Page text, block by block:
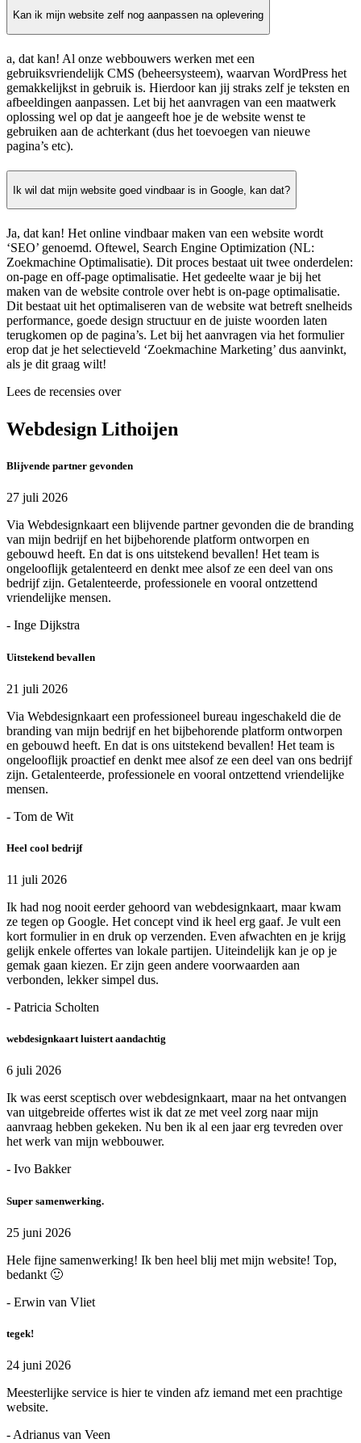
Kan ik mijn website zelf nog aanpassen na oplevering
a, dat kan! Al onze webbouwers werken met een
gebruiksvriendelijk CMS (beheersysteem), waarvan WordPress het
gemakkelijkst in gebruik is. Hierdoor kan jij straks zelf je teksten en
afbeeldingen aanpassen. Let bij het aanvragen van een maatwerk
oplossing wel op dat je aangeeft hoe je de website wenst te
gebruiken aan de achterkant (dus het toevoegen van nieuwe
pagina’s etc).
Ik wil dat mijn website goed vindbaar is in Google, kan dat?
Ja, dat kan! Het online vindbaar maken van een website wordt
‘SEO’ genoemd. Oftewel, Search Engine Optimization (NL:
Zoekmachine Optimalisatie). Dit proces bestaat uit twee onderdelen:
on-page en off-page optimalisatie. Het gedeelte waar je bij het
maken van de website controle over hebt is on-page optimalisatie.
Dit bestaat uit het optimaliseren van de website wat betreft snelheids
performance, goede design structuur en de juiste woorden laten
terugkomen op de pagina’s. Let bij het aanvragen via het formulier
erop dat je het selectieveld ‘Zoekmachine Marketing’ dus aanvinkt,
als je dit graag wilt!
Lees de recensies over
Webdesign Lithoijen
Blijvende partner gevonden
27 juli 2026
Via Webdesignkaart een blijvende partner gevonden die de branding
van mijn bedrijf en het bijbehorende platform ontworpen en
gebouwd heeft. En dat is ons uitstekend bevallen! Het team is
ongelooflijk getalenteerd en denkt mee alsof ze een deel van ons
bedrijf zijn. Getalenteerde, professionele en vooral ontzettend
vriendelijke mensen.
- Inge Dijkstra
Uitstekend bevallen
21 juli 2026
Via Webdesignkaart een professioneel bureau ingeschakeld die de
branding van mijn bedrijf en het bijbehorende platform ontworpen
en gebouwd heeft. En dat is ons uitstekend bevallen! Het team is
ongelooflijk proactief en denkt mee alsof ze een deel van ons bedrijf
zijn. Getalenteerde, professionele en vooral ontzettend vriendelijke
mensen.
- Tom de Wit
Heel cool bedrijf
11 juli 2026
Ik had nog nooit eerder gehoord van webdesignkaart, maar kwam
ze tegen op Google. Het concept vind ik heel erg gaaf. Je vult een
kort formulier in en druk op verzenden. Even afwachten en je krijg
gelijk enkele offertes van lokale partijen. Uiteindelijk kan je op je
gemak gaan kiezen. Er zijn geen andere voorwaarden aan
verbonden, lekker simpel dus.
- Patricia Scholten
webdesignkaart luistert aandachtig
6 juli 2026
Ik was eerst sceptisch over webdesignkaart, maar na het ontvangen
van uitgebreide offertes wist ik dat ze met veel zorg naar mijn
aanvraag hebben gekeken. Nu ben ik al een jaar erg tevreden over
het werk van mijn webbouwer.
- Ivo Bakker
Super samenwerking.
25 juni 2026
Hele fijne samenwerking! Ik ben heel blij met mijn website! Top,
bedankt 🙂
- Erwin van Vliet
tegek!
24 juni 2026
Meesterlijke service is hier te vinden afz iemand met een prachtige
website.
- Adrianus van Veen